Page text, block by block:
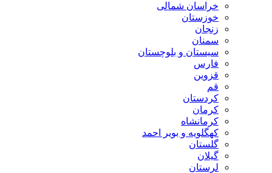
خراسان شمالی
خوزستان
زنجان
سمنان
سیستان و بلوچستان
فارس
قزوین
قم
کردستان
کرمان
کرمانشاه
کهگلویه و بویر احمد
گلستان
گیلان
لرستان